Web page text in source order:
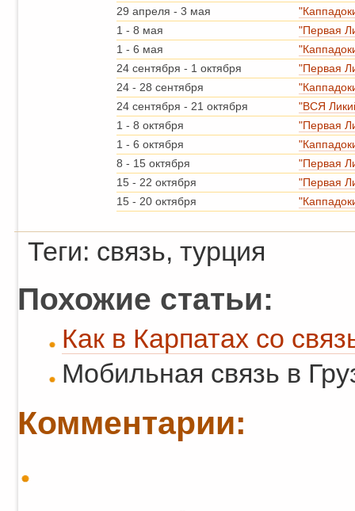
29 апреля - 3 мая
1 - 8 мая
"Первая
1 - 6 мая
24 сентября - 1 октября
"Первая
24 - 28 сентября
24 сентября - 21 октября
"ВСЯ
1 - 8 октября
"Первая
1 - 6 октября
8 - 15 октября
"Первая
15 - 22 октября
"Первая
15 - 20 октября
Теги: связь, турция
Похожие статьи:
Как в Карпатах со
Мобильная связь в
Комментарии: